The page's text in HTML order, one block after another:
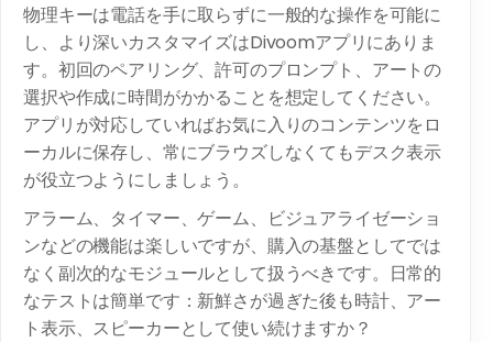
物理キーは電話を手に取らずに一般的な操作を可能に
し、より深いカスタマイズはDivoomアプリにありま
す。初回のペアリング、許可のプロンプト、アートの
選択や作成に時間がかかることを想定してください。
アプリが対応していればお気に入りのコンテンツをロ
ーカルに保存し、常にブラウズしなくてもデスク表示
が役立つようにしましょう。
アラーム、タイマー、ゲーム、ビジュアライゼーショ
ンなどの機能は楽しいですが、購入の基盤としてでは
なく副次的なモジュールとして扱うべきです。日常的
なテストは簡単です：新鮮さが過ぎた後も時計、アー
ト表示、スピーカーとして使い続けますか？